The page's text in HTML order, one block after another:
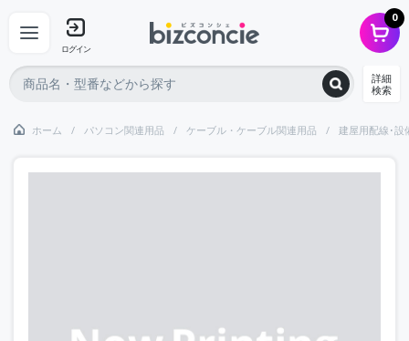
ログイン
0
詳細
検索
ホーム パソコン関連用品 ケーブル・ケーブル関連用品 建屋用配線･設